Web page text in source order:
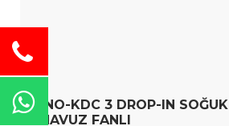
INO-KDC 3 DROP-IN SOĞUK
HAVUZ FANLI